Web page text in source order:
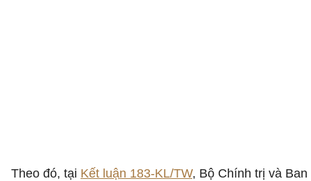
Theo đó, tại Kết luận 183-KL/TW, Bộ Chính trị và Ban